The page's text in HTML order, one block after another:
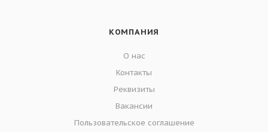
КОМПАНИЯ
О нас
Контакты
Реквизиты
Вакансии
Пользовательское соглашение